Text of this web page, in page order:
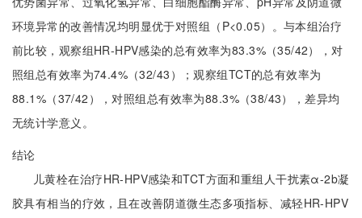
环境异常的改善情况均明显优于对照组（P<0.05）。与本组治疗
前比较，观察组HR-HPV感染的总有效率为83.3%（35/42），对
照组总有效率为74.4%（32/43）；观察组TCT的总有效率为
88.1%（37/42），对照组总有效率为88.3%（38/43），差异均
无统计学意义。
结论
儿黄栓在治疗HR-HPV感染和TCT方面和重组人干扰素α-2b凝
胶具有相当的疗效，且在改善阴道微生态多项指标、减轻HR-HPV